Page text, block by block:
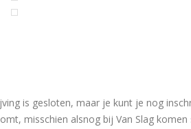
is gesloten, maar je kunt je nog
misschien alsnog bij Van Slag komen